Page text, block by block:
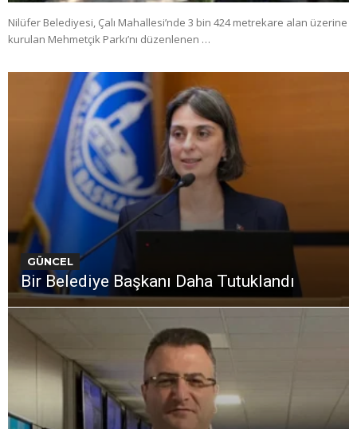
Nilüfer Belediyesi, Çalı Mahallesi’nde 3 bin 424 metrekare alan üzerine
kurulan Mehmetçik Parkı’nı düzenlenen …
GÜNCEL
Bir Belediye Başkanı Daha Tutuklandı